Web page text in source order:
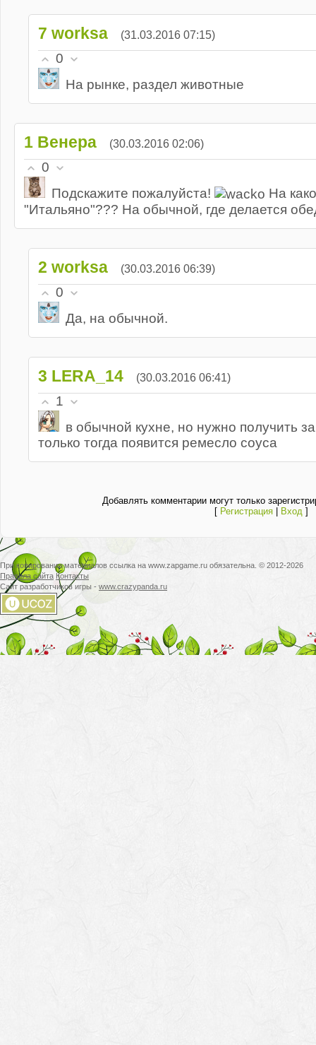
7 worksa (31.03.2016 07:15)
0
На рынке, раздел животные
1 Венера (30.03.2016 02:06)
0
Подскажите пожалуйста!
На
"Итальяно"??? На обычной, где делается
2 worksa (30.03.2016 06:39)
0
Да, на обычной.
3 LERA_14 (30.03.2016 06:41)
1
в обычной кухне, но нужно получить
только тогда появится ремесло соуса
Добавлять комментарии могут только
[ Регистрация| Вход]
При копировании материалов ссылка на www.zapgame.ru обязательна. © 2012-2026
Правила сайта Контакты
Сайт разработчиков игры - www.crazypanda.ru